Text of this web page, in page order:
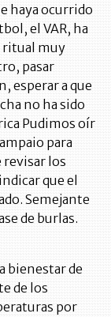
haya ocurrido
el VAR, ha
ritual muy
pasar
esperar a que
no ha sido
Pudimos oír
para
revisar los
que el
Semejante
de burlas.
bienestar de
de los
por